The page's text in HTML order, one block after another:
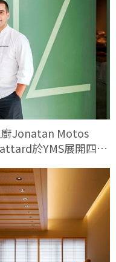
Jonatan Motos
於YMS展開四手